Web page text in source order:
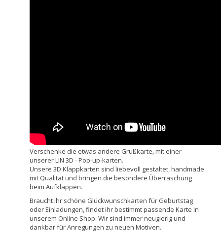
Verschenke die etwas andere Grußkarte, mit einer
unserer LIN 3D - Pop-up-karten.
Unsere 3D Klappkarten sind liebevoll gestaltet, handmade
mit Qualität und bringen die besondere Überraschung
beim Aufklappen.
Braucht ihr schöne Glückwunschkarten für Geburtstag
oder Einladungen, findet ihr bestimmt passende Karte in
unserem Online Shop. Wir sind immer neugierig und
dankbar für Anregungen zu neuen Motiven.